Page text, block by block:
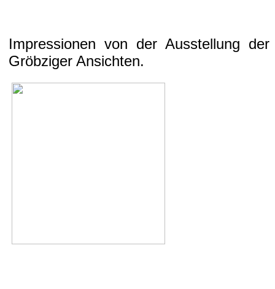
Impressionen von der Ausstellung
Gröbziger Ansichten.